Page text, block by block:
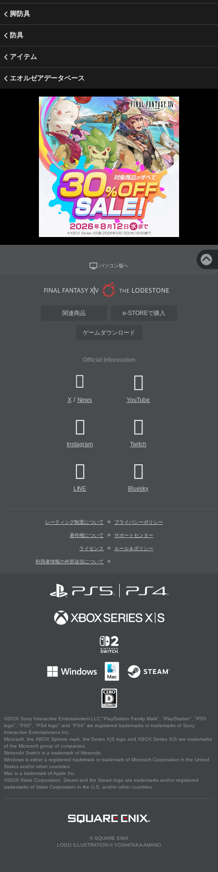
脚防具
防具
アイテム
エオルゼアデータベース
パソコン版へ
関連商品 e-STOREで購入
ゲームダウンロード
Official Information
X/ News YouTube
Instagram Twitch
LINE Bluesky
レーティング制度について プライバシーポリシー
著作権について サポートセンター
ライセンス ルール＆ポリシー
利用者情報の外部送信について
©2026 Sony Interactive Entertainment LLC."PlayStation Family Mark", "PlayStation", "PS5
logo", "PS5", "PS4 logo" and "PS4" are registered trademarks or trademarks of Sony
Interactive Entertainment Inc.
Microsoft, the XBOX Sphere mark, the Series X|S logo and XBOX Series X|S are trademarks
of the Microsoft group of companies.
Nintendo Switch is a trademark of Nintendo.
Windows is either a registered trademark or trademark of Microsoft Corporation in the United
States and/or other countries.
Mac is a trademark of Apple Inc.
©2026 Valve Corporation. Steam and the Steam logo are trademarks and/or registered
trademarks of Valve Corporation in the U.S. and/or other countries.
© SQUARE ENIX
LOGO ILLUSTRATION:© YOSHITAKA AMANO